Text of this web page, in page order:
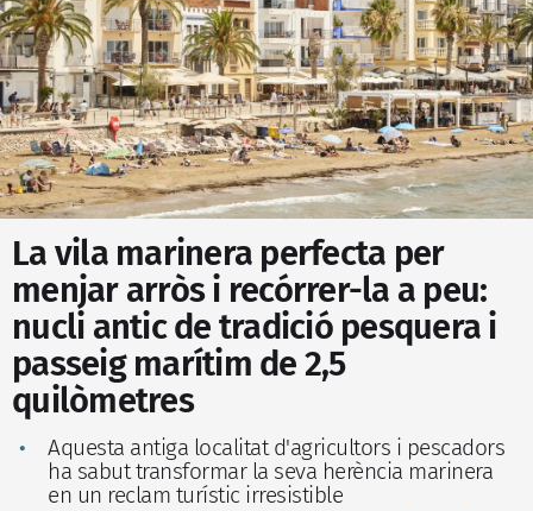
La vila marinera perfecta per
menjar arròs i recórrer-la a peu:
nucli antic de tradició pesquera i
passeig marítim de 2,5
quilòmetres
Aquesta antiga localitat d'agricultors i pescadors
ha sabut transformar la seva herència marinera
en un reclam turístic irresistible